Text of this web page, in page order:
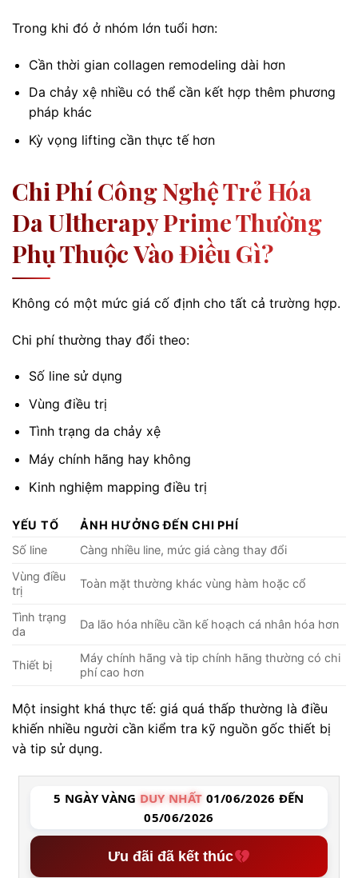
Trong khi đó ở nhóm lớn tuổi hơn:
Cần thời gian collagen remodeling dài hơn
Da chảy xệ nhiều có thể cần kết hợp thêm phương
pháp khác
Kỳ vọng lifting cần thực tế hơn
Chi Phí Công Nghệ Trẻ Hóa
Da Ultherapy Prime Thường
Phụ Thuộc Vào Điều Gì?
Không có một mức giá cố định cho tất cả trường hợp.
Chi phí thường thay đổi theo:
Số line sử dụng
Vùng điều trị
Tình trạng da chảy xệ
Máy chính hãng hay không
Kinh nghiệm mapping điều trị
YẾU TỐ
ẢNH HƯỞNG ĐẾN CHI PHÍ
Số line
Càng nhiều line, mức giá càng thay đổi
Vùng điều
trị
Toàn mặt thường khác vùng hàm hoặc cổ
Tình trạng
da
Da lão hóa nhiều cần kế hoạch cá nhân hóa hơn
Thiết bị
Máy chính hãng và tip chính hãng thường có chi
phí cao hơn
Một insight khá thực tế: giá quá thấp thường là điều
khiến nhiều người cần kiểm tra kỹ nguồn gốc thiết bị
và tip sử dụng.
5 NGÀY VÀNG DUY NHẤT 01/06/2026 ĐẾN
05/06/2026
Ưu đãi đã kết thúc